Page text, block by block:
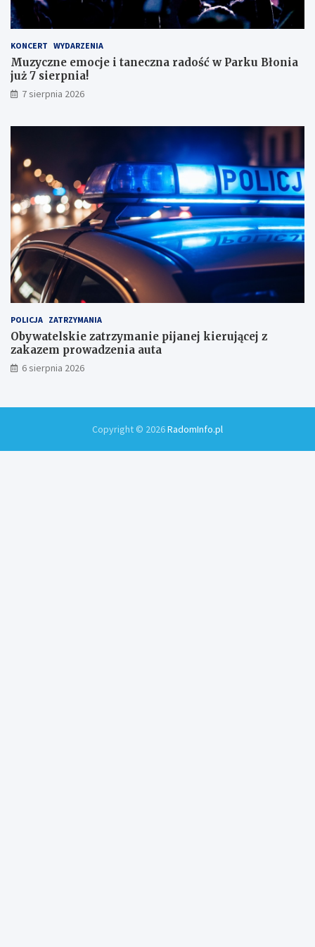
a
ł
m
i
w
y
k
a
m
KONCERT WYDARZENIA
Muzyczne emocje i taneczna radość w Parku Błonia
już 7 sierpnia!
7 sierpnia 2026
POLICJA ZATRZYMANIA
Obywatelskie zatrzymanie pijanej kierującej z
zakazem prowadzenia auta
6 sierpnia 2026
Copyright © 2026RadomInfo.pl